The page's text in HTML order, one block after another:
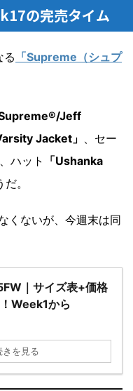
の完売タイム
る 「Supreme（シュプ
Supreme®/Jeff
Jacket」 、セー
、ハット
「Ushanka
。
くないが、今週末は同
｜サイズ表+価格
Week1から
きを見る